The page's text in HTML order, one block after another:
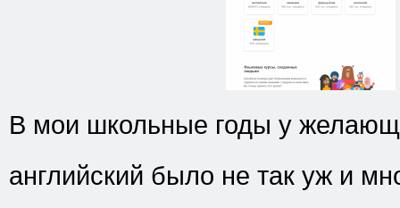
В мои школьные годы у
английский было не так уж и